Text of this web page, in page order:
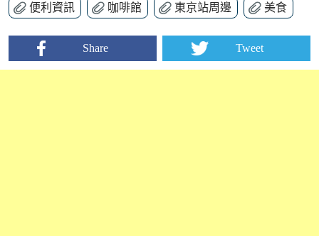
便利資訊 咖啡館 東京站周邊 美食
Share Tweet